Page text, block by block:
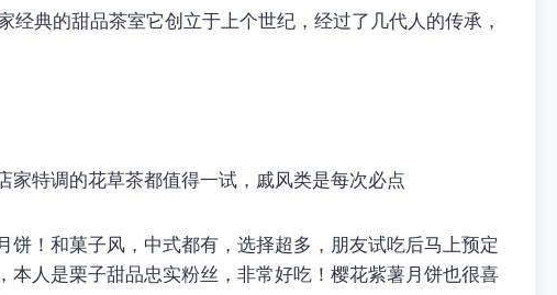
典的甜品茶室它创立于上个世纪，经过了几代人的传承，
家特调的花草茶都值得一试，戚风类是每次必点
饼！和菓子风，中式都有，选择超多，朋友试吃后马上预定
本人是栗子甜品忠实粉丝，非常好吃！樱花紫薯月饼也很喜